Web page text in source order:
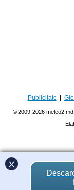
Publicitate
© 2009-2026 meteo2.md.
×